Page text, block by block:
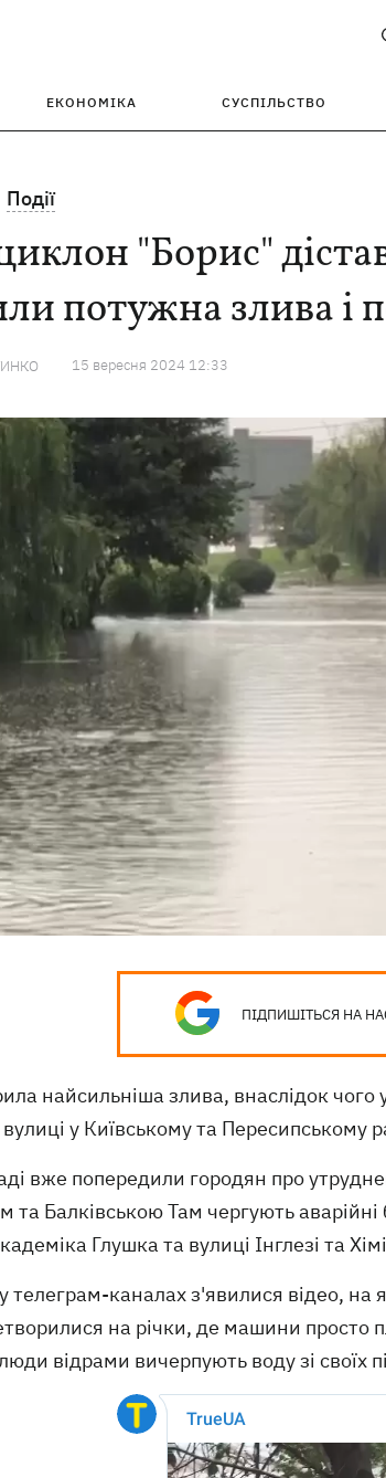
ЕКОНОМІКА СУСПІЛЬСТВО
Події
"Борис"
потужна злива і
15 вересня 2024 12:33
ПІДПИШІТЬСЯ НА
найсильніша злива, внаслідок чого
у Київському та Пересипському
вже попередили городян про
та Балківською Там чергують
Глушка та вулиці Інглезі та
телеграм-каналах з'явилися відео, на
на річки, де машини просто
відрами вичерпують воду зі своїх